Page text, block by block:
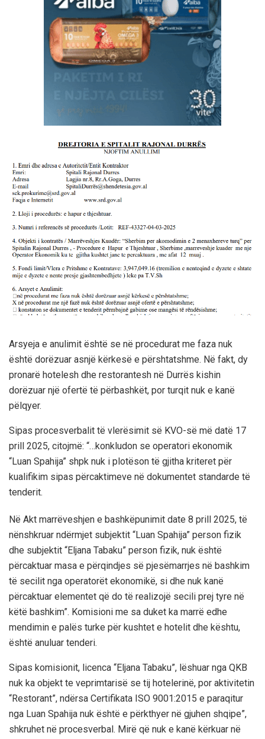
Arsyeja e anulimit është se në procedurat me faza nuk
është dorëzuar asnjë kërkesë e përshtatshme. Në fakt, dy
pronarë hotelesh dhe restorantesh në Durrës kishin
dorëzuar një ofertë të përbashkët, por turqit nuk e kanë
pëlqyer.
Sipas procesverbalit të vlerësimit së KVO-së më datë 17
prill 2025, citojmë: “…konkludon se operatori ekonomik
“Luan Spahija” shpk nuk i plotëson të gjitha kriteret për
kualifikim sipas përcaktimeve në dokumentet standarde të
tenderit.
Në Akt marrëveshjen e bashkëpunimit date 8 prill 2025, të
nënshkruar ndërmjet subjektit “Luan Spahija” person fizik
dhe subjektit “Eljana Tabaku” person fizik, nuk është
përcaktuar masa e përqindjes së pjesëmarrjes në bashkim
të secilit nga operatorët ekonomikë, si dhe nuk kanë
përcaktuar elementet që do të realizojë secili prej tyre në
këtë bashkim”. Komisioni me sa duket ka marrë edhe
mendimin e palës turke për kushtet e hotelit dhe kështu,
është anuluar tenderi.
Sipas komisionit, licenca “Eljana Tabaku”, lëshuar nga QKB
nuk ka objekt te veprimtarisë se tij hotelerinë, por aktivitetin
“Restorant”, ndërsa Certifikata ISO 9001:2015 e paraqitur
nga Luan Spahija nuk është e përkthyer në gjuhen shqipe”,
shkruhet në procesverbal. Mirë që nuk e kanë kërkuar në